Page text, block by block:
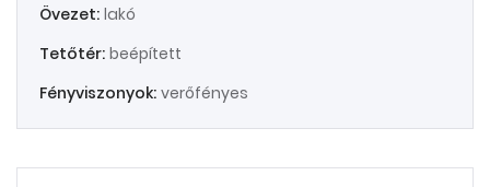
Övezet: lakó
Tetőtér: beépített
Fényviszonyok: verőfényes